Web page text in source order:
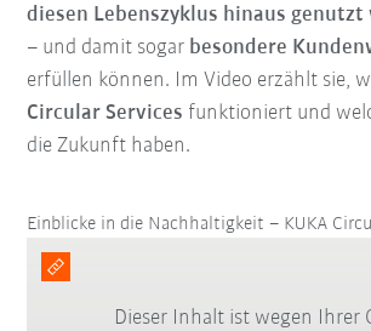
diesen Lebenszyklus hinaus genutzt
– und damit sogar besondere
erfüllen können. Im Video erzählt sie,
Circular Services funktioniert und
die Zukunft haben.
Einblicke in die Nachhaltigkeit – KUKA
Dieser Inhalt ist wegen Ihrer